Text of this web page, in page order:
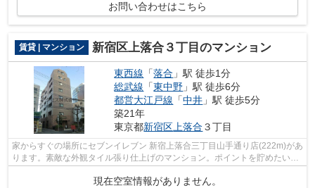
お問い合わせはこちら
賃貸 | マンション 新宿区上落合３丁目のマンション
東西線 「落合 」駅 徒歩1分
総武線 「東中野 」駅 徒歩6分
都営大江戸線 「中井 」駅 徒歩5分
築21年
東京都新宿区 上落合 ３丁目
家からすぐの場所にセブンイレブン 新宿上落合三丁目山手通り店(222m)があ
ります。素敵な外観タイル張り仕上げのマンション。ポイントを貯めたい方
現在空室情報がありません。